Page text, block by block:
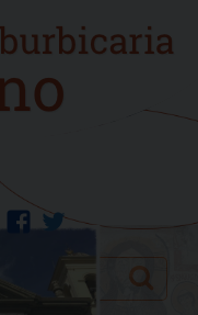
twitter
facebook
Search